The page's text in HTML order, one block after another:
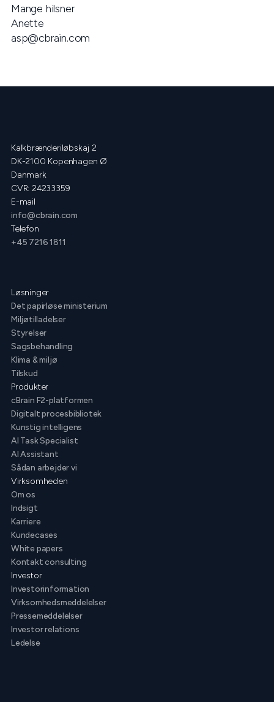
Mange hilsner
Anette
asp@cbrain.com
Kalkbrænderiløbskaj 2
DK-2100 Kopenhagen Ø
Danmark
CVR: 24233359
E-mail
info@cbrain.com
Telefon
+45 7216 1811
Løsninger
Det papirløse ministerium
Miljøtilladelser
Styrelser
Sagsbehandling
Klima & miljø
Tilskud
Produkter
cBrain F2-platformen
Digitalt procesbibliotek
Kunstig intelligens
AI Task Specialist
AI Assistant
Sådan arbejder vi
Virksomheden
Om os
Indsigt
Karriere
Kundecases
White papers
Kontakt consulting
Investor
Investorinformation
Virksomhedsmeddelelser
Pressemeddelelser
Investor relations
Ledelse